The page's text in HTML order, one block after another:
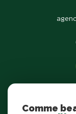
Comme